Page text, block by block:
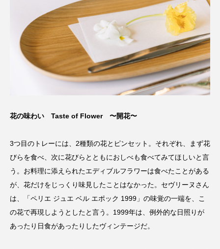
花の味わい Taste of Flower 〜開花〜
3つ目のトレーには、2種類の花とピンセット。それぞれ、まず花
びらを食べ、次に花びらとともにおしべも食べてみてほしいと言
う。お料理に添えられたエディブルフラワーは食べたことがある
が、花だけをじっくり味見したことはなかった。セヴリーヌさん
は、「ペリエ ジュエ ベル エポック 1999」の味覚の一端を、こ
の花で再現しようとしたと言う。1999年は、例外的な日照りが
あったり日食があったりしたヴィンテージだ。